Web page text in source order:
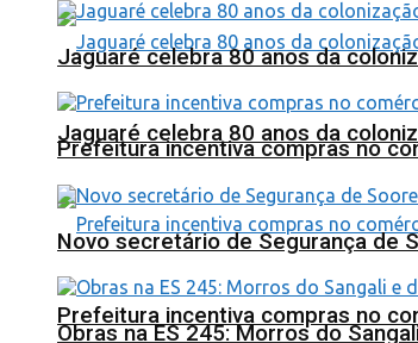
Jaguaré celebra 80 anos da
Prefeitura incentiva compras no
Jaguaré celebra 80 anos da
Prefeitura incentiva compras no
Novo secretário de Segurança de
Obras na ES 245: Morros do